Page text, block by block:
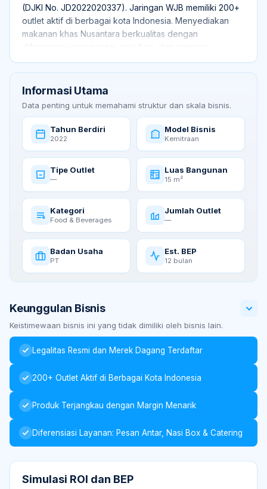
(DJKI No. JD2022020337). Jaringan WJB memiliki 200+
outlet aktif di berbagai kota Indonesia. Menyediakan
makanan khas Nusantara berkualitas dengan
diferensiasi pesan antar, nasi box, dan catering.
Informasi Utama
Data penting untuk memahami struktur dan skala bisnis.
Tahun Berdiri
2022
Model Bisnis
Kemitraan
Tipe Outlet
—
Luas Bangunan
15 m²
Kategori
Food & Beverages
Jumlah Outlet
—
Badan Usaha
PT
Est. BEP
12 bulan
Keunggulan Bisnis
Keistimewaan bisnis ini yang tidak dimiliki oleh bisnis lain.
Legalitas Resmi dan Merek Dagang Terdaftar
200+ Outlet Aktif di Berbagai Kota Indonesia
Produk Terjangkau dengan Margin Menarik
Diferensiasi Layanan: Pesan Antar, Nasi Box & Catering
Simulasi ROI dan BEP